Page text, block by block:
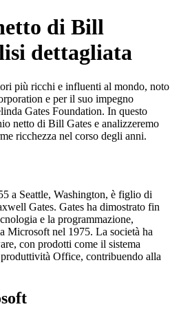
di Bill
dettagliata
più ricchi e influenti al mondo, noto
e per il suo impegno
Gates Foundation. In questo
netto di Bill Gates e analizzeremo
ricchezza nel corso degli anni.
a Seattle, Washington, è figlio di
Gates. Gates ha dimostrato fin
e la programmazione,
Microsoft nel 1975. La società ha
con prodotti come il sistema
Office, contribuendo alla